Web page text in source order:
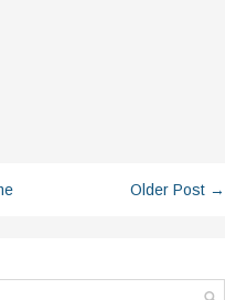
Older Post →